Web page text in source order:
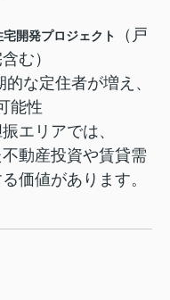
宅開発プロジェクト
（戸
む）
な定住者が増え、
能性
エリアでは、
動産投資や賃貸需
価値があります。